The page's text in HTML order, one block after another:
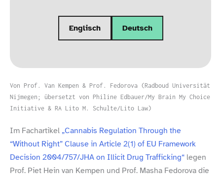
Englisch Deutsch
Von Prof. Van Kempen & Prof. Fedorova (Radboud Universität
Nijmegen; übersetzt von Philine Edbauer/​My Brain My Choice
Initiative & RA Lito M. Schulte/​Lito Law)
Im Fachartikel „Cannabis Regulation Through the
“Without Right” Clause in Article 2(1) of EU Framework
Decision 2004/​757/​JHA on Illicit Drug Trafficking“ legen
Prof. Piet Hein van Kempen und Prof. Masha Fedorova die